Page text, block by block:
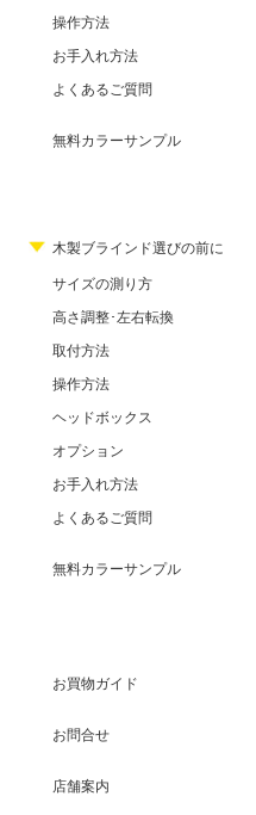
操作方法
お手入れ方法
よくあるご質問
無料カラーサンプル
木製ブラインド選びの前に
サイズの測り方
高さ調整･左右転換
取付方法
操作方法
ヘッドボックス
オプション
お手入れ方法
よくあるご質問
無料カラーサンプル
お買物ガイド
お問合せ
店舗案内